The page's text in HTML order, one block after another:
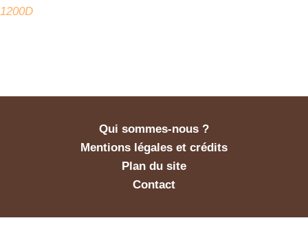
1200D
Qui sommes-nous ?
Mentions légales et crédits
Plan du site
Contact